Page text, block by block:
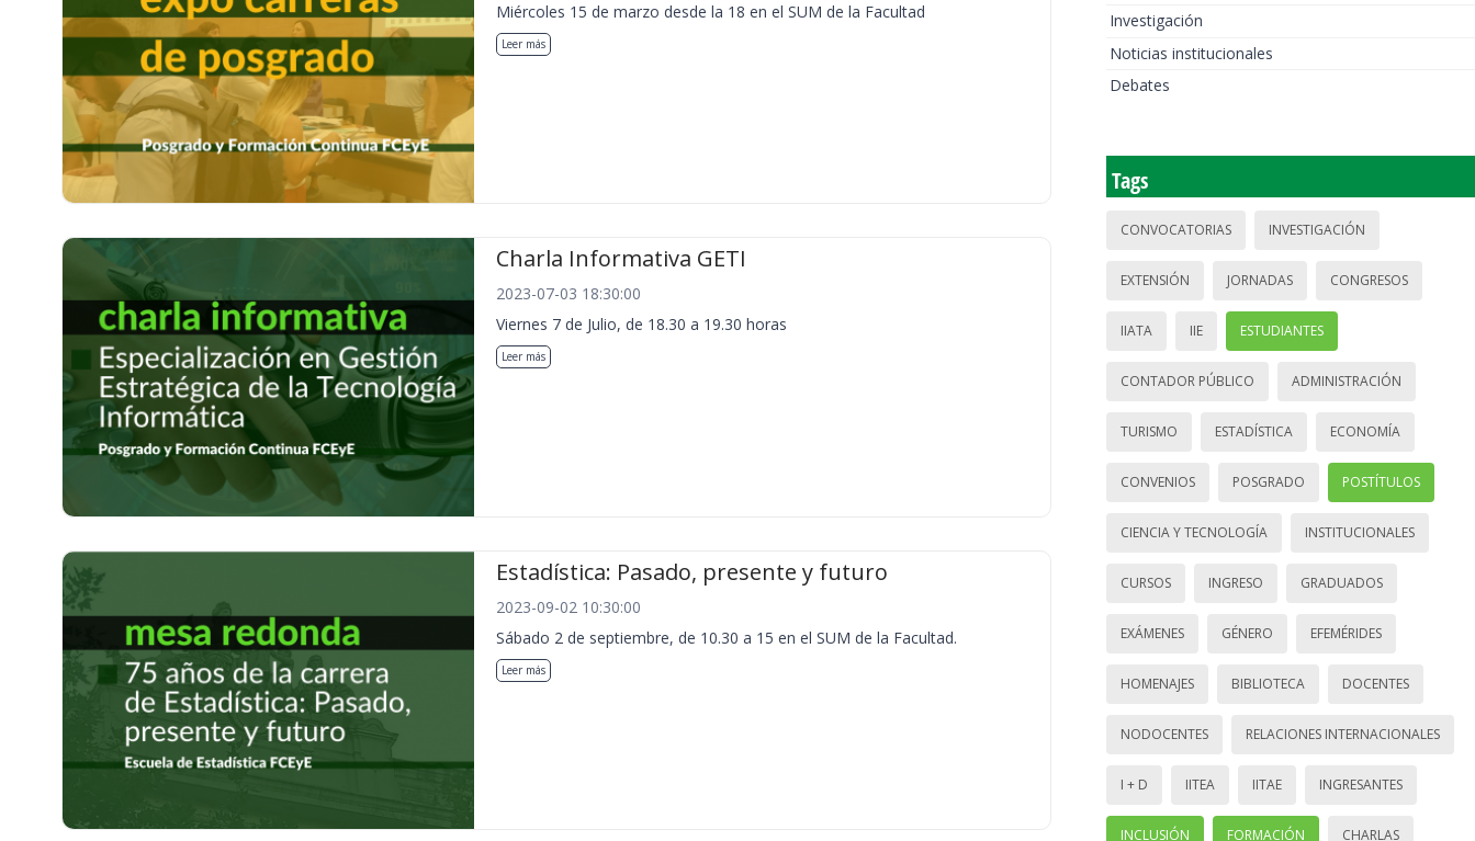
Miércoles 15 de marzo desde la 18 en el SUM de la Facultad
Leer más
Charla Informativa GETI
2023-07-03 18:30:00
Viernes 7 de Julio, de 18.30 a 19.30 horas
Leer más
Estadística: Pasado, presente y futuro
2023-09-02 10:30:00
Sábado 2 de septiembre, de 10.30 a 15 en el SUM de la Facultad.
Leer más
Investigación
Noticias institucionales
Debates
Tags
CONVOCATORIAS INVESTIGACIÓN
EXTENSIÓN JORNADAS CONGRESOS
IIATA IIE ESTUDIANTES
CONTADOR PÚBLICO ADMINISTRACIÓN
TURISMO ESTADÍSTICA ECONOMÍA
CONVENIOS POSGRADO POSTÍTULOS
CIENCIA Y TECNOLOGÍA INSTITUCIONALES
CURSOS INGRESO GRADUADOS
EXÁMENES GÉNERO EFEMÉRIDES
HOMENAJES BIBLIOTECA DOCENTES
NODOCENTES RELACIONES INTERNACIONALES
I + D IITEA IITAE INGRESANTES
INCLUSIÓN FORMACIÓN CHARLAS